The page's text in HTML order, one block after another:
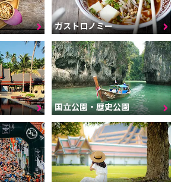
ガストロノミー
国立公園・歴史公園